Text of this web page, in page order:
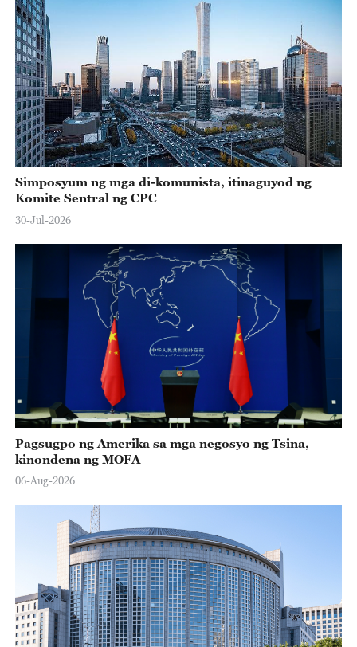
Simposyum ng mga di-komunista, itinaguyod ng
Komite Sentral ng CPC
30-Jul-2026
Pagsugpo ng Amerika sa mga negosyo ng Tsina,
kinondena ng MOFA
06-Aug-2026